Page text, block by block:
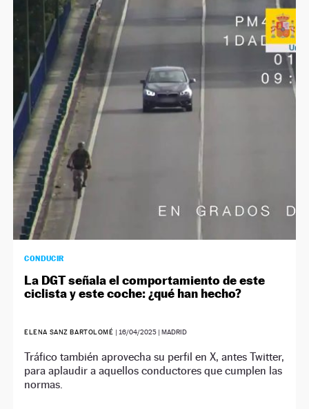
CONDUCIR
La DGT señala el comportamiento de este
ciclista y este coche: ¿qué han hecho?
ELENA SANZ BARTOLOMÉ | 16/04/2025| MADRID
Tráfico también aprovecha su perfil en X, antes Twitter,
para aplaudir a aquellos conductores que cumplen las
normas.